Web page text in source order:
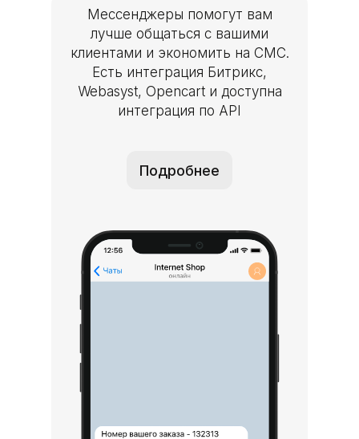
Мессенджеры помогут вам
лучше общаться с вашими
клиентами и экономить на СМС.
Есть интеграция Битрикс,
Webasyst, Opencart и доступна
интеграция по API
Подробнее